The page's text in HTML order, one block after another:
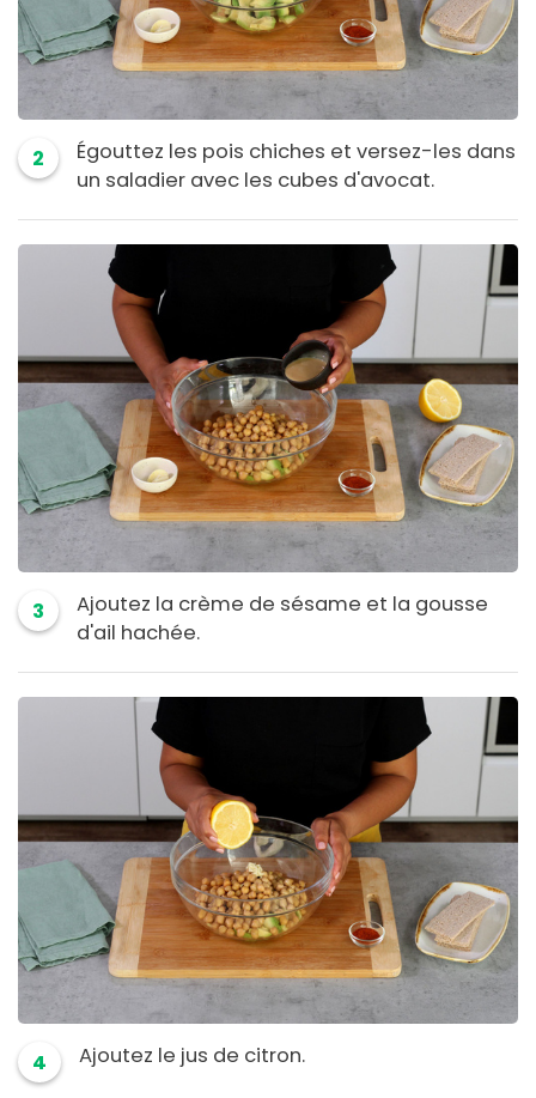
2
Égouttez les pois chiches et versez-les dans
un saladier avec les cubes d'avocat.
3
Ajoutez la crème de sésame et la gousse
d'ail hachée.
4 Ajoutez le jus de citron.